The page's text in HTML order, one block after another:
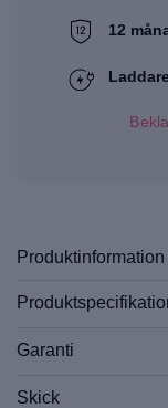
12
Produktinformation
Garanti
Skick